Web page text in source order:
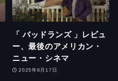
「 バッドランズ 」レビュ
ー、最後のアメリカン・
ニュー・シネマ
2025年6月17日